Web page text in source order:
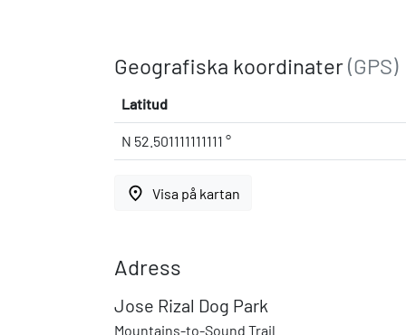
Geografiska koordinater(GPS)
Latitud
N 52.501111111111 °
place Visa på kartan
Adress
Jose Rizal Dog Park
Mountains-to-Sound Trail